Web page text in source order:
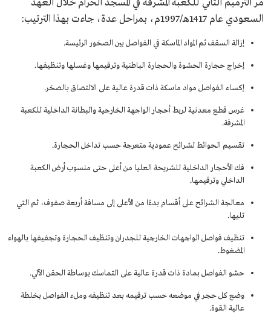
مر الترميم الثاني للكعبة المشرفة في المسجد الحرام خلال العهد
السعودي عام 1417هـ/1997م، بمراحل عدة، جاءت بهذا الترتيب:
إزالة السقف ثم المواد الماسكة في الفواصل بين الصخور الرئيسة.
إخراج حجارة الحشوة والحجارة الباطنية وترقيمها وغسلها وتنظيفها.
إكساء الفواصل مواد ماسكة ذات قدرة عالية على الالتصاق بالصخر.
غرس قطع معدنية لربط أحجار الواجهة الخارجية والبطانة الداخلية للكعبة
المشرفة.
تقسيم الحوائط لشرائح عمودية متعرجة حسب تداخل الحجارة.
فك الأحجار الداخلية للشريحة العليا من أعلى حتى منسوب أرض الكعبة
الداخلي وترقيمها.
معالجة الشرائح على أقسام بدءًا من الأعلى إلى مسافة أربعة صفوف، ثم التي
تليها.
تنظيف فواصل الواجهات الخارجية للجدران وتنظيف الحجارة وتجفيفها بالهواء
المضغوط.
حشو الفواصل بمادة ذات قدرة عالية على التماسك بوساطة الحقن الآلي.
وضع كل حجر في موضعه حسب ترقيمه بعد تنظيفه وملء الفواصل بخلطة
عالية القوة.